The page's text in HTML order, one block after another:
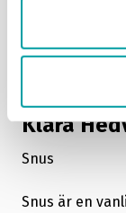
Klara
Snus
Snus är en